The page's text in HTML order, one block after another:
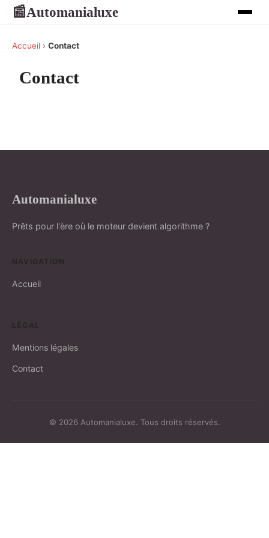
📰Automanialuxe
Accueil › Contact
Contact
Automanialuxe
Prêts pour l'ère où le moteur devient algorithme ?
NAVIGATION
Accueil
LÉGAL
Mentions légales
Contact
© 2026 Automanialuxe. Tous droits réservés.